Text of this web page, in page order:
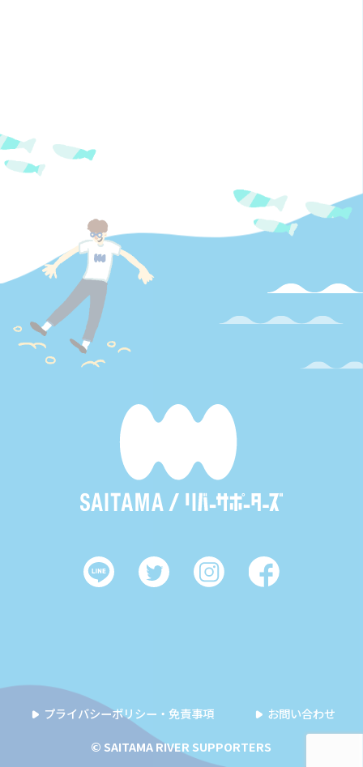
プライバシーポリシー・免責事項
お問い合わせ
© SAITAMA RIVER SUPPORTERS